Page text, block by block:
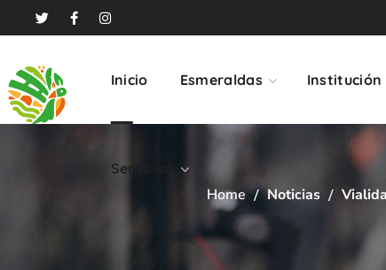
Inicio Esmeraldas Institución
Servicios
Home Noticias